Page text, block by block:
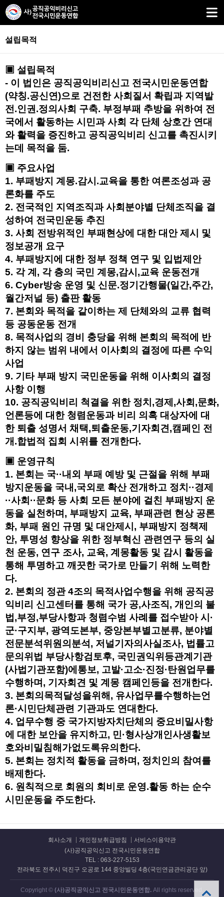
설립목적
▣ 설립목적
- 이 법인은 공직공익비리신고 전국시민운동연합
(약칭.공신연)으로 건전한 사회질서 확립과 지역발
전.인권.정의사회 구축. 부정부패 추방을 위하여 전
국에서 활동하는 시민과 사회 각 단체 상호간 연대
와 활력을 증진하고 공직공익비리 신고를 촉진시키
는데 목적을 둠.
▣ 주요사업
1. 부패방지 계몽.감시.교육을 통한 여론조성과 공
론화를 주도
2. 전국적인 지역조직과 사회분야별 단체조직을 결
성하여 전국민운동 추진
3. 사회 전방위적인 부패현상에 대한 대안 제시 및
정보공개 요구
4. 부패방지에 대한 정부 정책 연구 및 입법제안
5. 각 계, 각 층의 국민 계몽,감시,교육 운동전개
6. Cyber방송 운영 및 신문.정기간행물(일간,주간,
월간저널 등) 출판 활동
7. 본회와 목적을 같이하는 제 단체와의 교류 협력
등 공동운동 전개
8. 목적사업의 경비 충당을 위해 본회의 목적에 반
하지 않는 범위 내에서 이사회의 결정에 따른 수익
사업
9. 기타 부패 방지 국민운동을 위해 이사회의 결정
사항 이행
10. 공직공익비리 척결을 위한 정치,경제,사회,문화,
언론등에 대한 청렴운동과 비리 의혹 대상자에 대
한 퇴출 성명서 채택,퇴출운동,기자회견,캠페인 전
개.합법적 집회 시위를 전개한다.
▣ 운영규칙
1. 본회는 국··내외 부패 예방 및 근절을 위해 부패
방지운동을 국내,국외로 확산 전개하고 정치··경제
··사회··문화 등 사회 모든 분야에 걸친 부패방지 운
동을 실천하며, 부패방지 교육, 부패관련 현상 공론
화, 부패 원인 규명 및 대안제시, 부패방지 정책제
안, 투명성 향상을 위한 정부혁신 관련연구 등의 실
천 운동, 연구 조사, 교육, 계몽활동 및 감시 활동을
통해 투명하고 깨끗한 국가로 만들기 위해 노력한
다.
2. 본회의 정관 4조의 목적사업수행을 위해 공직공
익비리 신고센터를 통해 국가 공,사조직, 개인의 불
법,부정,부당사항과 청렴수범 사례를 접수받아 시·
군·구지부, 광역도본부, 중앙본부별고분류, 분야별
전문분석위원의분석, 저널기자의사실조사, 법률고
문의위법 부당사항검토후, 국민권익위등관계기관
(사법기관포함)에통보, 고발·고소·진정·탄원업무를
수행하며, 기자회견 및 계몽 캠페인등을 전개한다.
3. 본회의목적달성을위해, 유사업무를수행하는언
론·시민단체관련 기관과도 연대한다.
4. 업무수행 중 국가지방자치단체의 중요비밀사항
에 대한 보안을 유지하고, 민·형사상개인사생활보
호와비밀침해가없도록유의한다.
5. 본회는 정치적 활동을 금하며, 정치인의 참여를
배제한다.
6. 원칙적으로 회원의 회비로 운영.활동 하는 순수
시민운동을 주도한다.
회사소개 개인정보취급방침
서비스이용약관
(사)공직공익신고 전국시민운동연합
TEL : 063-227-5153
전라북도 전주시 덕진구 오공로 144 중앙빌딩 4층(국민연금관리공단 앞)
Copyright © (사)공직공익신고 전국시민운동연합. All rights reserved.